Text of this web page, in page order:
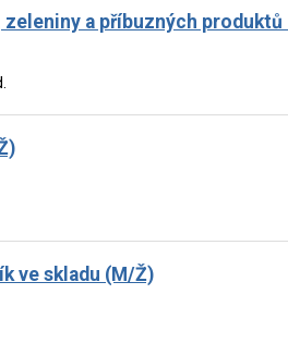
a příbuzných produktů
ve skladu (M/Ž)